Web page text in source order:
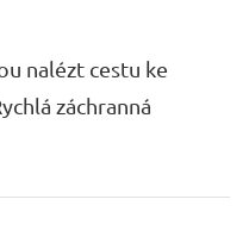
nalézt cestu ke
záchranná